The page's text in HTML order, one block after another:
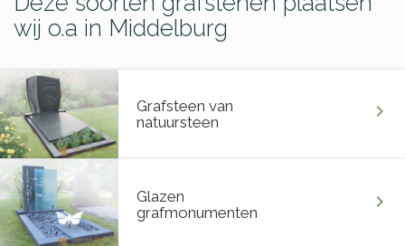
wij o.a in Middelburg
Grafsteen van
natuursteen
chevron_right
Glazen
grafmonumenten
chevron_right